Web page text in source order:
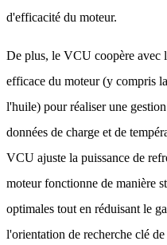
d'efficacité du moteur.
De plus, le VCU coopère avec
efficace du moteur (y compris
l'huile) pour réaliser une
données de charge et de
VCU ajuste la puissance de
moteur fonctionne de manière
optimales tout en réduisant le
l'orientation de recherche clé